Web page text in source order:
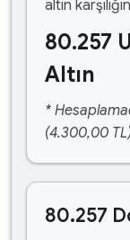
altın
80.257
Altın
*
(4.300,00 TL)
80.257